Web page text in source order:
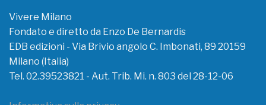
Vivere Milano
Fondato e diretto da Enzo De Bernardis
EDB edizioni - Via Brivio angolo C. Imbonati, 89 20159
Milano (Italia)
Tel. 02.39523821 - Aut. Trib. Mi. n. 803 del 28-12-06